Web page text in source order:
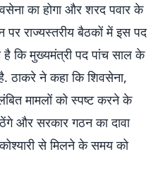
का होगा और शरद पवार के
पर राज्यस्तरीय बैठकों में इस पद
है कि मुख्यमंत्री पद पांच साल के
ठाकरे ने कहा कि शिवसेना,
मामलों को स्पष्ट करने के
और सरकार गठन का दावा
से मिलने के समय को